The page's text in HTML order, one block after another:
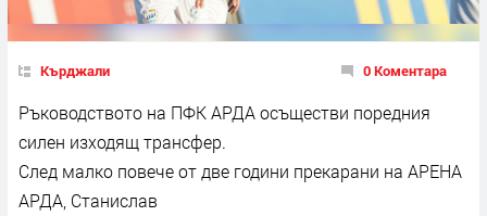
Кърджали 0 Коментара
Ръководството на ПФК АРДА осъществи поредния
силен изходящ трансфер.
След малко повече от две години прекарани на АРЕНА
АРДА, Станислав